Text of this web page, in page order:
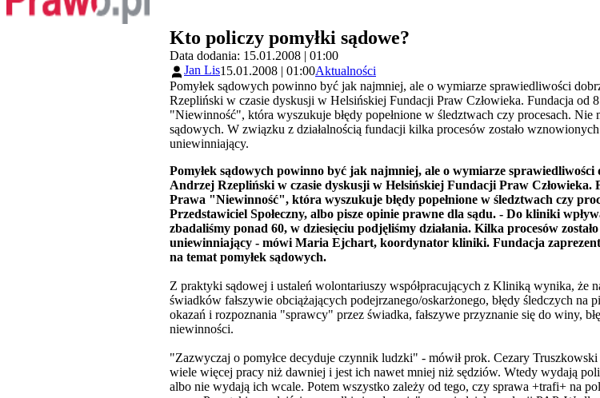
Kto policzy pomyłki sądowe?
Data dodania: 15.01.2008 | 01:00
Jan Lis15.01.2008 | 01:00Aktualności
Pomyłek sądowych powinno być jak najmniej, ale o wymiarze sprawiedliwości
Rzepliński w czasie dyskusji w Helsińskiej Fundacji Praw Człowieka. Fundacja od
"Niewinność", która wyszukuje błędy popełnione w śledztwach czy procesach. Nie
sądowych. W związku z działalnością fundacji kilka procesów zostało
uniewinniający.
Pomyłek sądowych powinno być jak najmniej, ale o wymiarze sprawiedliwości
Andrzej Rzepliński w czasie dyskusji w Helsińskiej Fundacji Praw
Prawa "Niewinność", która wyszukuje błędy popełnione w śledztwach czy
Przedstawiciel Społeczny, albo pisze opinie prawne dla sądu. - Do kliniki
zbadaliśmy ponad 60, w dziesięciu podjęliśmy działania. Kilka procesów
uniewinniający - mówi Maria Ejchart, koordynator kliniki. Fundacja
na temat pomyłek sądowych.
Z praktyki sądowej i ustaleń wolontariuszy współpracujących z Kliniką wynika, że
świadków fałszywie obciążających podejrzanego/oskarżonego, błędy śledczych na
okazań i rozpoznania "sprawcy" przez świadka, fałszywe przyznanie się do winy,
niewinności.
"Zazwyczaj o pomyłce decyduje czynnik ludzki" - mówił prok. Cezary
wiele więcej pracy niż dawniej i jest ich nawet mniej niż sędziów. Wtedy wydają
albo nie wydają ich wcale. Potem wszystko zależy od tego, czy sprawa +trafi+ na